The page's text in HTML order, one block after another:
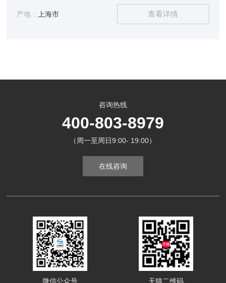
温度达400℃时，能部分或全部蒸发的石油产品的沸点范围。
产地： 上海市 查看详情
咨询热线
400-803-8979
（周一至周日9:00- 19:00）
在线咨询
微信公众号 天猫二维码